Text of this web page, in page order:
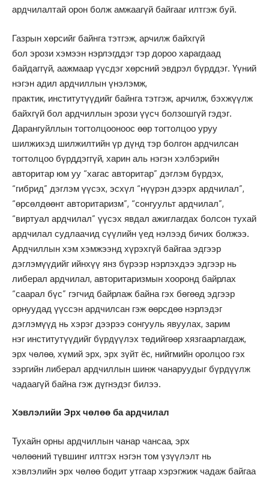
ардчилалтай орон болж амжаагүй байгааг илтгэж буй.
Газрын хөрсийг байнга тэтгэж, арчилж байхгүй
бол эрози хэмээн нэрлэгддэг тэр дороо харагдаад
байдаггүй, аажмаар үүсдэг хөрсний эвдрэл бүрддэг. Үүний
нэгэн адил ардчиллын үнэлэмж,
практик, институтүүдийг байнга тэтгэж, арчилж, бэхжүүлж
байхгүй бол ардчиллын эрози үүсч болзошгүй гэдэг.
Дарангуйллын тогтолцооноос өөр тогтолцоо уруу
шилжихэд шилжилтийн үр дүнд тэр болгон ардчилсан
тогтолцоо бүрддэггүй, харин аль нэгэн хэлбэрийн
авторитар юм уу “хагас авторитар” дэглэм бүрдэх,
“гибрид” дэглэм үүсэх, эсхүл “нүүрэн дээрх ардчилал”,
“өрсөлдөөнт авторитаризм”, “сонгуульт ардчилал”,
“виртуал ардчилал” үүсэх явдал ажиглагдах болсон тухай
ардчилал судлаачид сүүлийн үед нэлээд бичих болжээ.
Ардчиллын хэм хэмжээнд хүрэхгүй байгаа эдгээр
дэглэмүүдийг ийнхүү янз бүрээр нэрлэхдээ эдгээр нь
либерал ардчилал, авторитаризмын хооронд байрлах
“саарал бүс” гэгчид байрлаж байна гэх бөгөөд эдгээр
орнуудад үүссэн ардчилсан гэж өөрсдөө нэрлэдэг
дэглэмүүд нь хэрэг дээрээ сонгууль явуулах, зарим
нэг институтүүдийг бүрдүүлэх төдийгөөр хязгаарлагдаж,
эрх чөлөө, хүмий эрх, эрх зүйт ёс, нийгмийн оролцоо гэх
зэргийн либерал ардчиллын шинж чанаруудыг бүрдүүлж
чадаагүй байна гэж дүгнэдэг билээ.
Xэвлэлийи Эрх чөлөө ба ардчилал
Тухайн орны ардчиллын чанар чансаа, эрх
чөлөөний түвшинг илтгэх нэгэн том үзүүлэлт нь
хэвлэлийн эрх чөлөө бодит утгаар хэрэгжиж чадаж байгаа